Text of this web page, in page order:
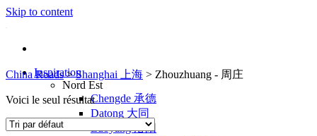
Skip to content
Inspiration
Nord Est
Chengde 承德
Datong 大同
Luoyang 洛阳
China Roads > Shanghai 上海 > Zhouzhuang - 周庄
Voici le seul résultat